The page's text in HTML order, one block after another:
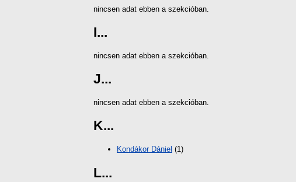
nincsen adat ebben a szekcióban.
I...
nincsen adat ebben a szekcióban.
J...
nincsen adat ebben a szekcióban.
K...
Kondákor Dániel (1)
L...